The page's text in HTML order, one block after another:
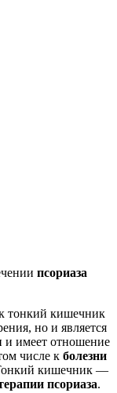
псориаза
тонкий кишечник
но и является
и имеет отношение
числе к болезни
кишечник —
псориаза.